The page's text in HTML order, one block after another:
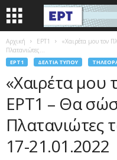
Αρχική EΡΤ1
«Χαιρέτα μου τον
Πλατανιώτες...
EΡΤ1 ΔΕΛΤΊΑ ΤΎΠΟΥ
«Χαιρέτα μου
ΕΡΤ1 – Θα
Πλατανιώτες
17-21.01.2022